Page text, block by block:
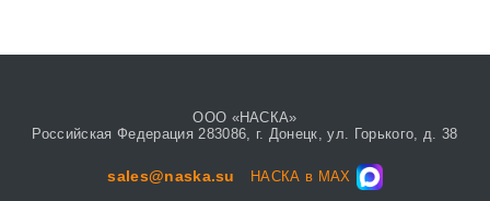
ООО «НАСКА»
Российская Федерация 283086, г. Донецк, ул. Горького, д. 38
sales@naska.su
НАСКА в MAX